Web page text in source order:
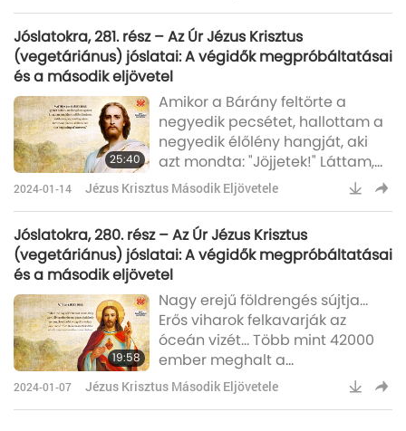
Jóslatokra, 281. rész – Az Úr Jézus Krisztus
(vegetáriánus) jóslatai: A végidők megpróbáltatásai
és a második eljövetel
25:40
Amikor a Bárány feltörte a
negyedik pecsétet, hallottam a
negyedik élőlény hangját, aki
azt mondta: "Jöjjetek!" Láttam,
és íme, egy hamuszínű ló, és
annak, aki rajta ült, a neve Halál
volt; És Hádész követte őt.
Hatalom adatott nekik a Föld
egynegyede fölött, hogy
karddal, éhséggel, döghalállal
és a Föld vadállataival öljenek.
2024-01-14 Jézus Krisztus Második Eljövetele
Jóslatokra, 280. rész – Az Úr Jézus Krisztus
(vegetáriánus) jóslatai: A végidők megpróbáltatásai
és a második eljövetel
19:58
Nagy erejű földrengés sújtja…
Erős viharok felkavarják az
óceán vizét… Több mint 42000
ember meghalt a
földrengésekben
Törökországban és Szíriában…
2024-01-07 Jézus Krisztus Második Eljövetele